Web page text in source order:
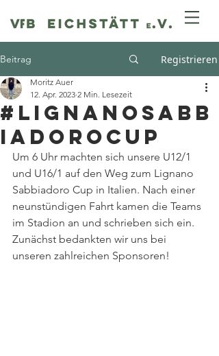
Beitrag Registrieren
#lignanosabb
iadorocup
Moritz Auer
12. Apr. 2023 2 Min. Lesezeit
Um 6 Uhr machten sich unsere U12/1
und U16/1 auf den Weg zum Lignano
Sabbiadoro Cup in Italien. Nach einer
neunstündigen Fahrt kamen die Teams
im Stadion an und schrieben sich ein.
Zunächst bedankten wir uns bei
unseren zahlreichen Sponsoren!